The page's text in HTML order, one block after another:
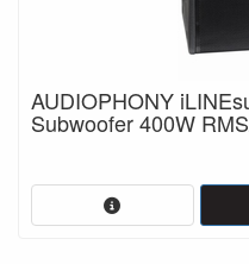
AUDIOPHONY
Subwoofer 400W